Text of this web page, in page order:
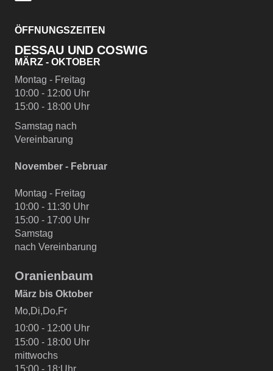
ÖFFNUNGSZEITEN
DESSAU UND COSWIG
MÄRZ - OKTOBER
Montag - Freitag
10:00 - 12:00 Uhr
15:00 - 18:00 Uhr
Samstag nach
Vereinbarung
November - Februar
Montag - Freitag
10:00 - 11:30 Uhr
15:00 - 17:00 Uhr
Samstag
nach Vereinbarung
Oranienbaum
März bis Oktober
Mo,Di,Do,Fr
10:00 - 12:00 Uhr
15:00 - 18:00 Uhr
mittwochs
15:00 - 18:Uhr